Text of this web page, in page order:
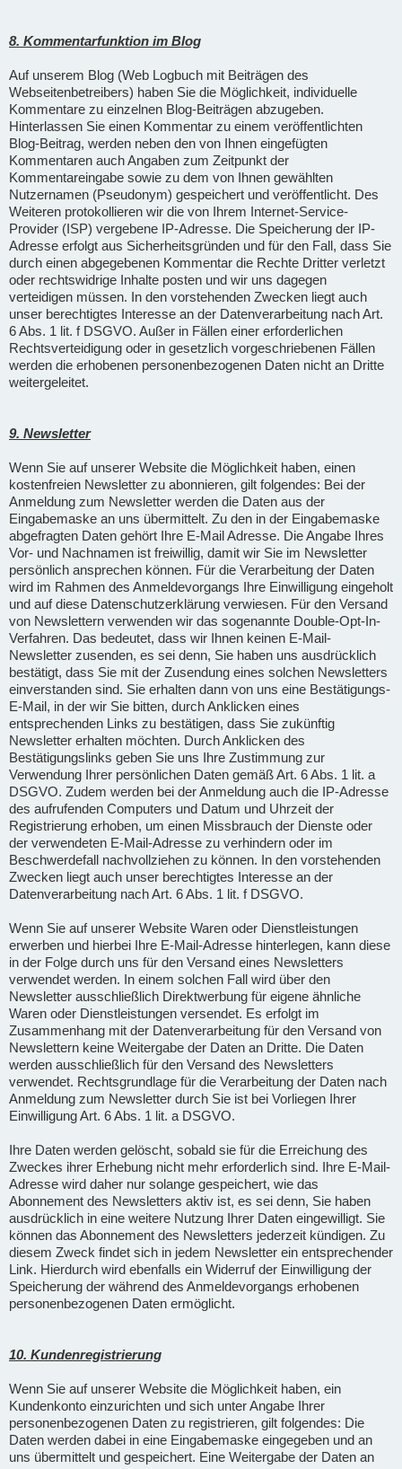
8. Kommentarfunktion im Blog
Auf unserem Blog (Web Logbuch mit Beiträgen des
Webseitenbetreibers) haben Sie die Möglichkeit, individuelle
Kommentare zu einzelnen Blog-Beiträgen abzugeben.
Hinterlassen Sie einen Kommentar zu einem veröffentlichten
Blog-Beitrag, werden neben den von Ihnen eingefügten
Kommentaren auch Angaben zum Zeitpunkt der
Kommentareingabe sowie zu dem von Ihnen gewählten
Nutzernamen (Pseudonym) gespeichert und veröffentlicht. Des
Weiteren protokollieren wir die von Ihrem Internet-Service-
Provider (ISP) vergebene IP-Adresse. Die Speicherung der IP-
Adresse erfolgt aus Sicherheitsgründen und für den Fall, dass Sie
durch einen abgegebenen Kommentar die Rechte Dritter verletzt
oder rechtswidrige Inhalte posten und wir uns dagegen
verteidigen müssen. In den vorstehenden Zwecken liegt auch
unser berechtigtes Interesse an der Datenverarbeitung nach Art.
6 Abs. 1 lit. f DSGVO. Außer in Fällen einer erforderlichen
Rechtsverteidigung oder in gesetzlich vorgeschriebenen Fällen
werden die erhobenen personenbezogenen Daten nicht an Dritte
weitergeleitet.
9. Newsletter
Wenn Sie auf unserer Website die Möglichkeit haben, einen
kostenfreien Newsletter zu abonnieren, gilt folgendes: Bei der
Anmeldung zum Newsletter werden die Daten aus der
Eingabemaske an uns übermittelt. Zu den in der Eingabemaske
abgefragten Daten gehört Ihre E-Mail Adresse. Die Angabe Ihres
Vor- und Nachnamen ist freiwillig, damit wir Sie im Newsletter
persönlich ansprechen können. Für die Verarbeitung der Daten
wird im Rahmen des Anmeldevorgangs Ihre Einwilligung eingeholt
und auf diese Datenschutzerklärung verwiesen. Für den Versand
von Newslettern verwenden wir das sogenannte Double-Opt-In-
Verfahren. Das bedeutet, dass wir Ihnen keinen E-Mail-
Newsletter zusenden, es sei denn, Sie haben uns ausdrücklich
bestätigt, dass Sie mit der Zusendung eines solchen Newsletters
einverstanden sind. Sie erhalten dann von uns eine Bestätigungs-
E-Mail, in der wir Sie bitten, durch Anklicken eines
entsprechenden Links zu bestätigen, dass Sie zukünftig
Newsletter erhalten möchten. Durch Anklicken des
Bestätigungslinks geben Sie uns Ihre Zustimmung zur
Verwendung Ihrer persönlichen Daten gemäß Art. 6 Abs. 1 lit. a
DSGVO. Zudem werden bei der Anmeldung auch die IP-Adresse
des aufrufenden Computers und Datum und Uhrzeit der
Registrierung erhoben, um einen Missbrauch der Dienste oder
der verwendeten E-Mail-Adresse zu verhindern oder im
Beschwerdefall nachvollziehen zu können. In den vorstehenden
Zwecken liegt auch unser berechtigtes Interesse an der
Datenverarbeitung nach Art. 6 Abs. 1 lit. f DSGVO.
Wenn Sie auf unserer Website Waren oder Dienstleistungen
erwerben und hierbei Ihre E-Mail-Adresse hinterlegen, kann diese
in der Folge durch uns für den Versand eines Newsletters
verwendet werden. In einem solchen Fall wird über den
Newsletter ausschließlich Direktwerbung für eigene ähnliche
Waren oder Dienstleistungen versendet. Es erfolgt im
Zusammenhang mit der Datenverarbeitung für den Versand von
Newslettern keine Weitergabe der Daten an Dritte. Die Daten
werden ausschließlich für den Versand des Newsletters
verwendet. Rechtsgrundlage für die Verarbeitung der Daten nach
Anmeldung zum Newsletter durch Sie ist bei Vorliegen Ihrer
Einwilligung Art. 6 Abs. 1 lit. a DSGVO.
Ihre Daten werden gelöscht, sobald sie für die Erreichung des
Zweckes ihrer Erhebung nicht mehr erforderlich sind. Ihre E-Mail-
Adresse wird daher nur solange gespeichert, wie das
Abonnement des Newsletters aktiv ist, es sei denn, Sie haben
ausdrücklich in eine weitere Nutzung Ihrer Daten eingewilligt. Sie
können das Abonnement des Newsletters jederzeit kündigen. Zu
diesem Zweck findet sich in jedem Newsletter ein entsprechender
Link. Hierdurch wird ebenfalls ein Widerruf der Einwilligung der
Speicherung der während des Anmeldevorgangs erhobenen
personenbezogenen Daten ermöglicht.
10. Kundenregistrierung
Wenn Sie auf unserer Website die Möglichkeit haben, ein
Kundenkonto einzurichten und sich unter Angabe Ihrer
personenbezogenen Daten zu registrieren, gilt folgendes: Die
Daten werden dabei in eine Eingabemaske eingegeben und an
uns übermittelt und gespeichert. Eine Weitergabe der Daten an